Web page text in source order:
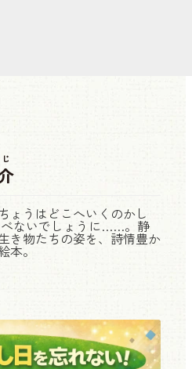
ょうはどこへいくのかし
ないでしょうに……。静
き物たちの姿を、詩情豊か
本。